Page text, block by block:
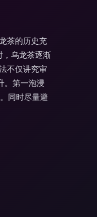
茶的历史充
，乌龙茶逐渐
不仅讲究审
。第一泡浸
同时尽量避